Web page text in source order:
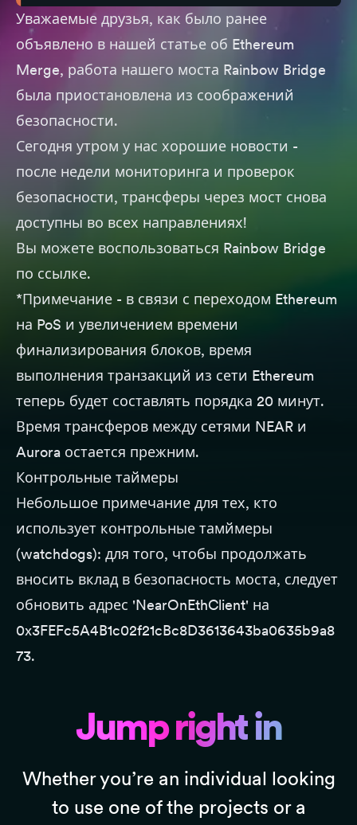
Уважаемые друзья, как было ранее
объявлено в нашей статье об Ethereum
Merge, работа нашего моста Rainbow Bridge
была приостановлена из соображений
безопасности.
Сегодня утром у нас хорошие новости -
после недели мониторинга и проверок
безопасности, трансферы через мост снова
доступны во всех направлениях!
Вы можете воспользоваться Rainbow Bridge
по ссылке.
*Примечание - в связи с переходом Ethereum
на PoS и увеличением времени
финализирования блоков, время
выполнения транзакций из сети Ethereum
теперь будет составлять порядка 20 минут.
Время трансферов между сетями NEAR и
Aurora остается прежним.
Контрольные таймеры
Небольшое примечание для тех, кто
использует контрольные тамймеры
(watchdogs): для того, чтобы продолжать
вносить вклад в безопасность моста, следует
обновить адрес 'NearOnEthClient' на
0x3FEFc5A4B1c02f21cBc8D3613643ba0635b9a8
73.
Jump right in
Whether you’re an individual looking
to use one of the projects or a